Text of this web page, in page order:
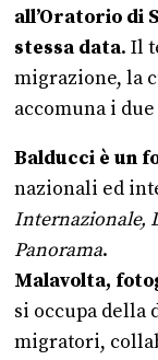
all’Oratorio di
stessa data. Il
migrazione, la
accomuna i
Balducci è un
nazionali ed
Internazionale,
Panorama.
Malavolta,
si occupa della
migratori,